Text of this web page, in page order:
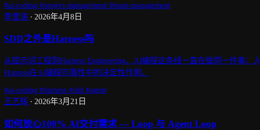
#ai-coding #project-management #team-management
李雪涛 · 2026年4月8日
SDD之外是Harness吗
从提示词工程到Harness Engineering，AI编程这条线一直在做同一件事
Harness在AI编程可靠性中的决定性作用。
#ai-coding #harness #sdd #agent
王艺辉 · 2026年3月21日
如何放心100% AI交付需求 — Loop 与 Agent Loop